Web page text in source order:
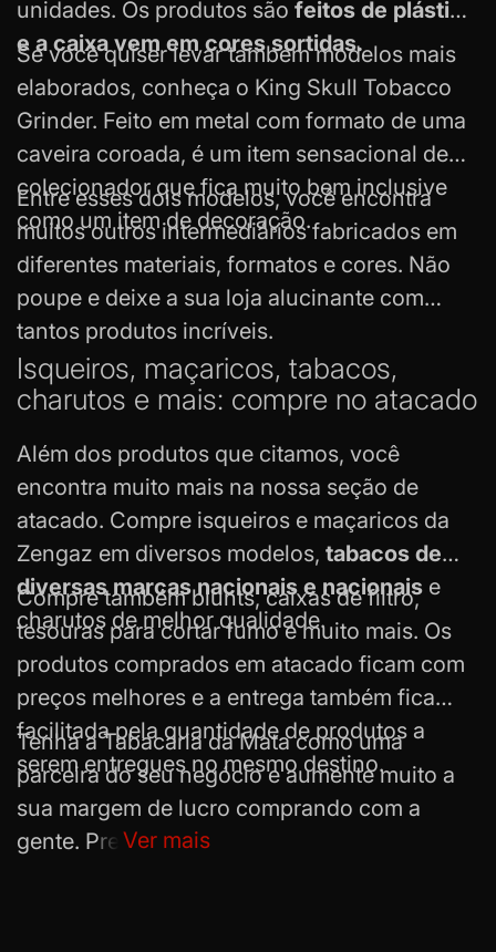
unidades. Os produtos são feitos de plástico
e a caixa vem em cores sortidas.
Se você quiser levar também modelos mais
elaborados, conheça o King Skull Tobacco
Grinder. Feito em metal com formato de uma
caveira coroada, é um item sensacional de
colecionador que fica muito bem inclusive
como um item de decoração.
Entre esses dois modelos, você encontra
muitos outros intermediários fabricados em
diferentes materiais, formatos e cores. Não
poupe e deixe a sua loja alucinante com
tantos produtos incríveis.
Isqueiros, maçaricos, tabacos,
charutos e mais: compre no atacado
Além dos produtos que citamos, você
encontra muito mais na nossa seção de
atacado. Compre isqueiros e maçaricos da
Zengaz em diversos modelos, tabacos de
diversas marcas nacionais e nacionais e
charutos de melhor qualidade.
Compre também blunts, caixas de filtro,
tesouras para cortar fumo e muito mais. Os
produtos comprados em atacado ficam com
preços melhores e a entrega também fica
facilitada pela quantidade de produtos a
serem entregues no mesmo destino.
Tenha a Tabacaria da Mata como uma
parceira do seu negócio e aumente muito a
sua margem de lucro comprando com a
gente. Precisando de qualquer coisa ou se
Ver mais